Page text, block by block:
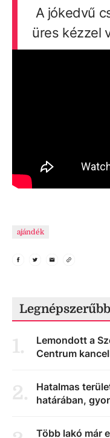
A jókedvű
üres kézzel
ajándék
Legnépszerűbb
1.
Lemondott a
Centrum
2.
Hatalmas
határában,
Több lakó már